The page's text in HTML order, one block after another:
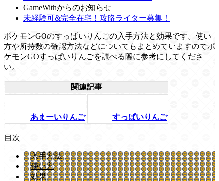
GameWithからのお知らせ
未経験可&完全在宅！攻略ライター募集！
ポケモンGOのすっぱいりんごの入手方法と効果です。使い
方や所持数の確認方法などについてもまとめていますのでポ
ケモンGOすっぱいりんごを調べる際に参考にしてくださ
い。
関連記事
あまーいりんご すっぱいりんご
目次
入手方法
使い方
効果